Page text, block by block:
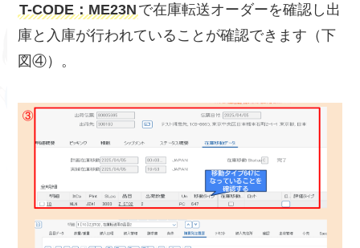
T-CODE：ME23N で在庫転送オーダーを確認し出
庫と入庫が行われていることが確認できます（下
図④）。